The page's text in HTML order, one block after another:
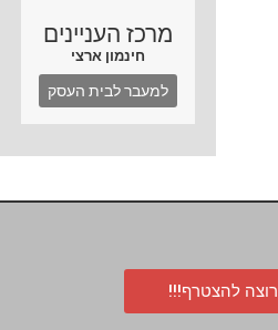
מרכז העניינים
חינמון ארצי
למעבר לבית העסק
רוצה להצטרף!!!